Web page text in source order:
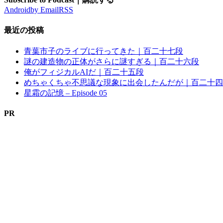
Androidby EmailRSS
最近の投稿
青葉市子のライブに行ってきた｜百二十七段
謎の建造物の正体がさらに謎すぎる｜百二十六段
俺がフィジカルAIだ｜百二十五段
めちゃくちゃ不思議な現象に出会したんだが｜百二十
星霜の記憶 – Episode 05
PR